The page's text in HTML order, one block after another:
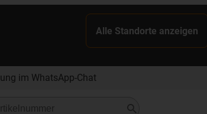
Alle Standorte anzeigen
im WhatsApp-Chat